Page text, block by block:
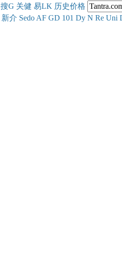
搜G 关健 易LK 历史价格
新介 Sedo AF GD 101 Dy N Re Uni